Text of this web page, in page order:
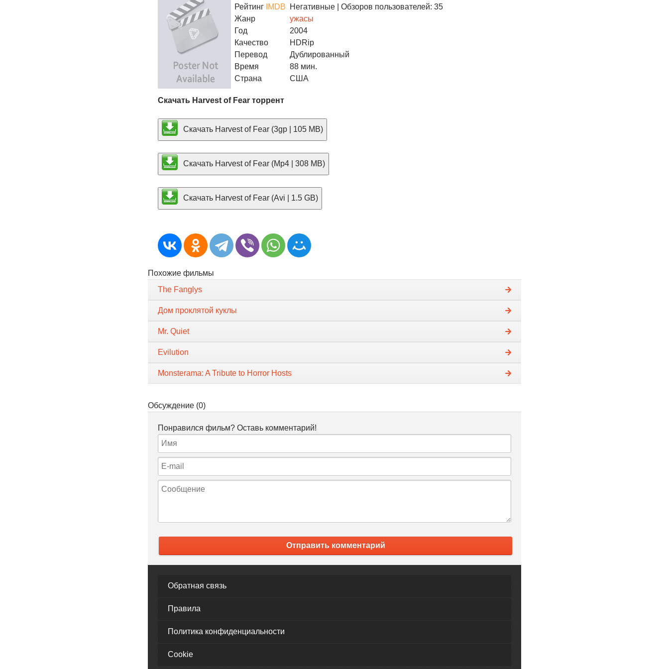
Рейтинг IMDB Негативные | Обзоров пользователей: 35
Жанр
ужасы
Год
2004
Качество
HDRip
Перевод
Дублированный
Время
88 мин.
Страна
США
Скачать Harvest of Fear торрент
Скачать Harvest of Fear (3gp | 105 MB)
Скачать Harvest of Fear (Mp4 | 308 MB)
Скачать Harvest of Fear (Avi | 1.5 GB)
Похожие фильмы
The Fanglys
Дом проклятой куклы
Mr. Quiet
Evilution
Monsterama: A Tribute to Horror Hosts
Обсуждение (0)
Понравился фильм? Оставь комментарий!
Отправить комментарий
Обратная связь
Правила
Политика конфиденциальности
Cookie